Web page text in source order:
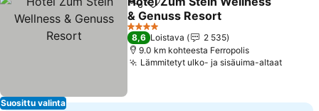
Suosittu valinta
Jaa Lisää suosikkeihin
& Genuss Resort
Katso hinnat
4 Tähtiluokitus
8,6 Loistava
2 535
9.0 km kohteesta Ferropolis
Lämmitetyt ulko- ja sisäuima-altaatKatso